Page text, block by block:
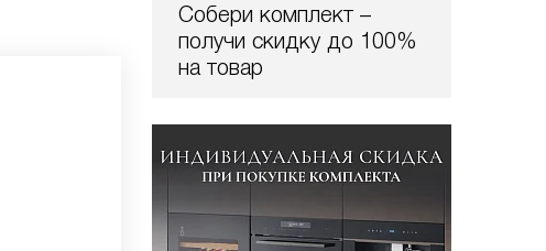
Собери комплект –
получи скидку до 100%
на товар